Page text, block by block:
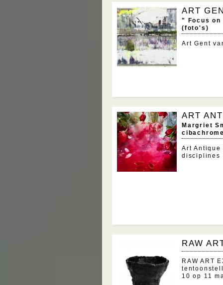
ART
" Focus
(foto's)
Art Gent
ART
Margriet
Art
disciplines
RAW
RAW ART
10 op 11